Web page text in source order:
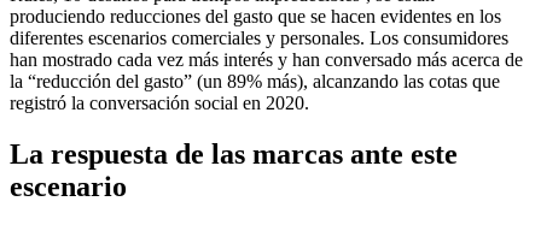
produciendo reducciones del gasto que se hacen evidentes en los
diferentes escenarios comerciales y personales. Los consumidores
han mostrado cada vez más interés y han conversado más acerca de
la “reducción del gasto” (un 89% más), alcanzando las cotas que
registró la conversación social en 2020.
La respuesta de las marcas ante este
escenario